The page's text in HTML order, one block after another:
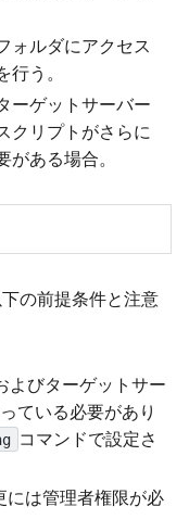
ォルダにアクセス
行う。
ーゲットサーバー
クリプトがさらに
がある場合。
の前提条件と注意
よびターゲットサー
ている必要があり
コマンドで設定さ
には管理者権限が必